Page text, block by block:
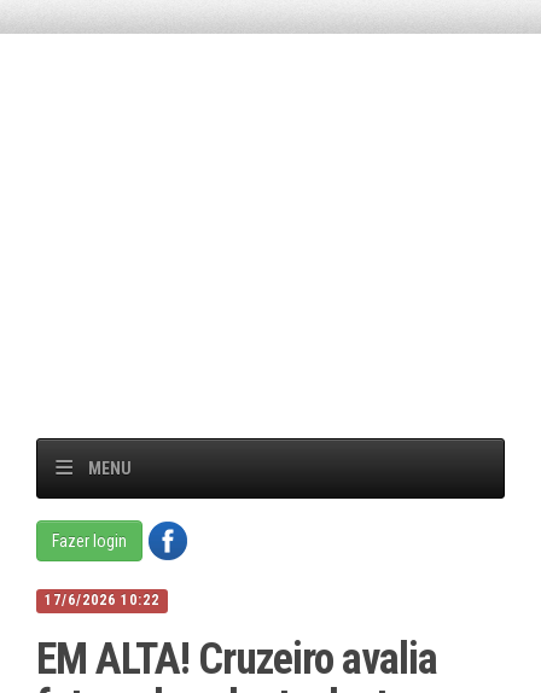
MENU
Fazer login
17/6/2026 10:22
EM ALTA! Cruzeiro avalia